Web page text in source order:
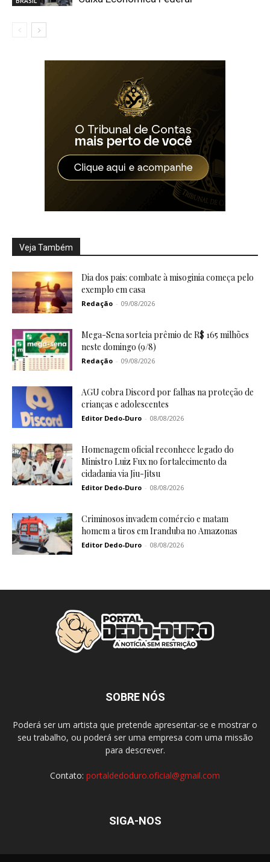
Veja Também
Dia dos pais: combate à misoginia começa pelo
exemplo em casa
Redação - 09/08/2026
Mega-Sena sorteia prêmio de R$ 165 milhões
neste domingo (9/8)
Redação - 09/08/2026
AGU cobra Discord por falhas na proteção de
crianças e adolescentes
Editor Dedo-Duro - 08/08/2026
Homenagem oficial reconhece legado do
Ministro Luiz Fux no fortalecimento da
cidadania via Jiu-Jitsu
Editor Dedo-Duro - 08/08/2026
Criminosos invadem comércio e matam
homem a tiros em Iranduba no Amazonas
Editor Dedo-Duro - 08/08/2026
SOBRE NÓS
Poderá ser um artista que pretende apresentar-se e mostrar o
seu trabalho, ou poderá ser uma empresa com uma missão
para descrever.
Contato: portaldedoduro.oficial@gmail.com
SIGA-NOS